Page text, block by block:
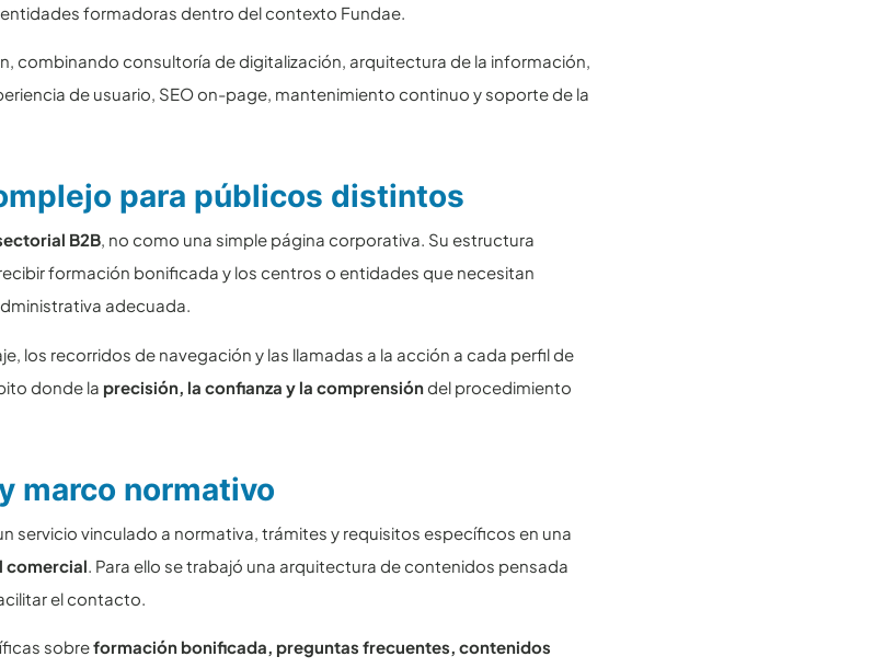
formadoras dentro del contexto Fundae.
combinando consultoría de digitalización, arquitectura de la información,
de usuario, SEO on-page, mantenimiento continuo y soporte de la
para públicos distintos
B2B, no como una simple página corporativa. Su estructura
formación bonificada y los centros o entidades que necesitan
adecuada.
los recorridos de navegación y las llamadas a la acción a cada perfil de
donde la precisión, la confianza y la comprensióndel procedimiento
marco normativo
servicio vinculado a normativa, trámites y requisitos específicos en una
comercial . Para ello se trabajó una arquitectura de contenidos pensada
el contacto.
sobreformación bonificada, preguntas frecuentes, contenidos